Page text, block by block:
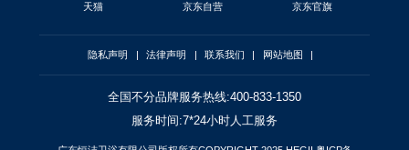
天猫 京东自营 京东官旗
隐私声明 | 法律声明 | 联系我们 | 网站地图 |
全国不分品牌服务热线:400-833-1350
服务时间:7*24小时人工服务